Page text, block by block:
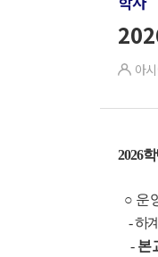
아
2026
○ 운
-하
- 본